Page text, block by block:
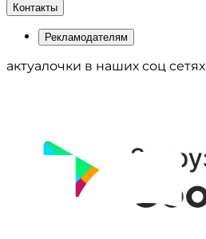
Контакты
Рекламодателям
актуалочки в наших соц сетях